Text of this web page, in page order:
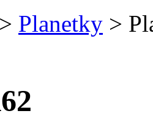
> Planetky >